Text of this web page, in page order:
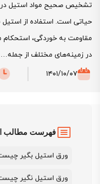
تشخیص صحیح مواد استیل در
حیاتی است. استفاده از
مقاومت به خوردگی، استحکام
در زمینه‌های مختلف از جمله…
۱۴۰۱/۱۰/۰۷
فهرست مطالب
ورق استیل بگیر
ورق استیل نگیر